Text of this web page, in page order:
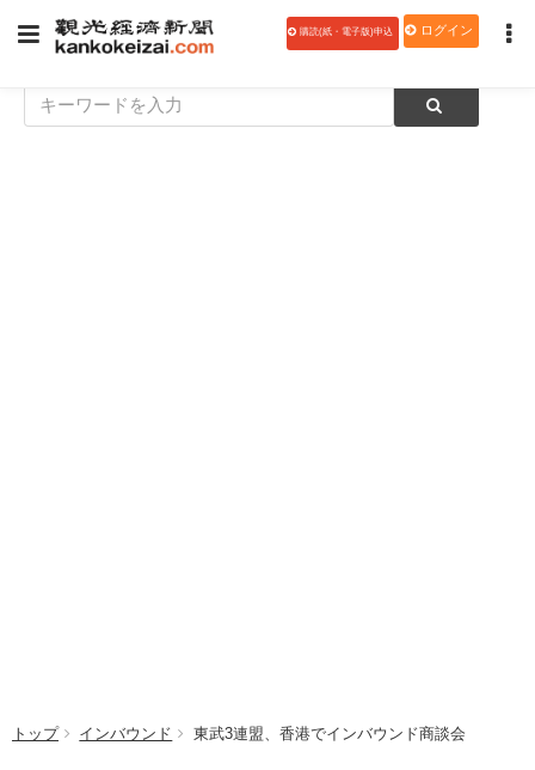
購読(紙・電子版)申込 ログイン
トップ インバウンド 東武3連盟、香港でインバウンド商談会